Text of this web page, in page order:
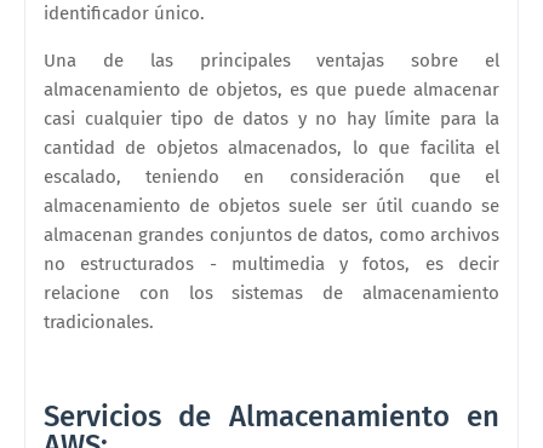
identificador único.
Una de las principales ventajas sobre el
almacenamiento de objetos, es que puede almacenar
casi cualquier tipo de datos y no hay límite para la
cantidad de objetos almacenados, lo que facilita el
escalado, teniendo en consideración que el
almacenamiento de objetos suele ser útil cuando se
almacenan grandes conjuntos de datos, como archivos
no estructurados - multimedia y fotos, es decir
relacione con los sistemas de almacenamiento
tradicionales.
Servicios de Almacenamiento en